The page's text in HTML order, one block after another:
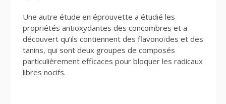
Une autre étude en éprouvette a étudié les
propriétés antioxydantes des concombres et a
découvert qu’ils contiennent des flavonoïdes et des
tanins, qui sont deux groupes de composés
particulièrement efficaces pour bloquer les radicaux
libres nocifs.